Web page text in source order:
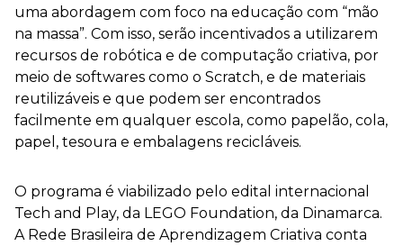
uma abordagem com foco na educação com “mão
na massa”. Com isso, serão incentivados a utilizarem
recursos de robótica e de computação criativa, por
meio de softwares como o Scratch, e de materiais
reutilizáveis e que podem ser encontrados
facilmente em qualquer escola, como papelão, cola,
papel, tesoura e embalagens recicláveis.
O programa é viabilizado pelo edital internacional
Tech and Play, da LEGO Foundation, da Dinamarca.
A Rede Brasileira de Aprendizagem Criativa conta